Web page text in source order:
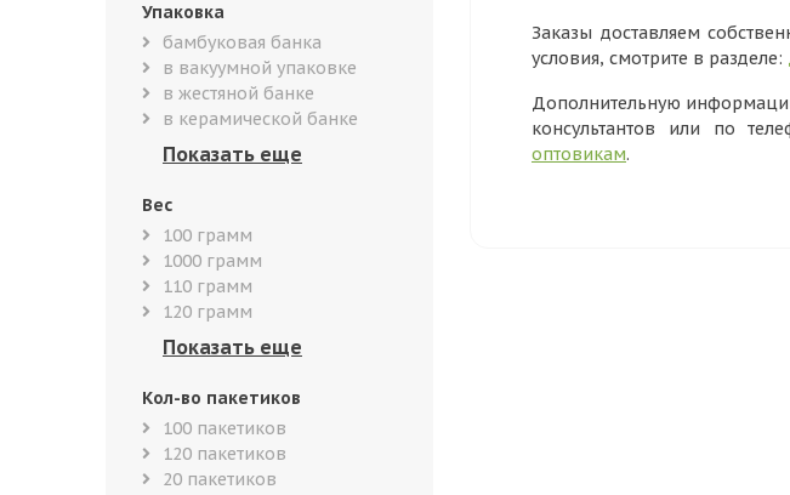
Упаковка
бамбуковая банка
в вакуумной упаковке
в жестяной банке
в керамической банке
Вес
100 грамм
1000 грамм
110 грамм
120 грамм
Кол-во пакетиков
100 пакетиков
120 пакетиков
20 пакетиков
Заказы доставляем
условия, смотрите в разделе:
Дополнительную
консультантов или по
оптовикам.